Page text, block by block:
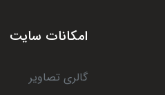
امکانات سایت
گالری تصاویر